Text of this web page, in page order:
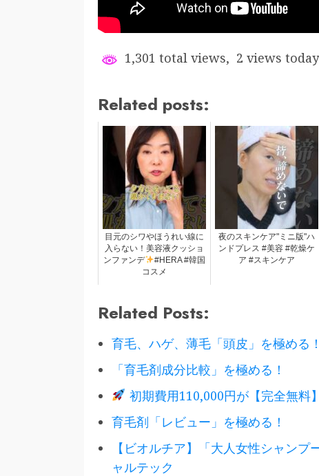
1,301 total views, 2 views today
Related posts:
目元のシワやほうれい線に
入らない！美容液クッショ
ンファンデ
#HERA #韓国
コスメ
夜のスキンケア"ミニ版"ハ
ンドプレス #美容 #乾燥ケ
ア #スキンケア
Related Posts:
育毛、ハゲ、薄毛「頭皮」を極める！
「育毛剤成分比較」を極める！
初期費用110,000円が【完全無
育毛剤「レビュー」を極める！
【ビオルチア】「大人女性シャン
ャルテック